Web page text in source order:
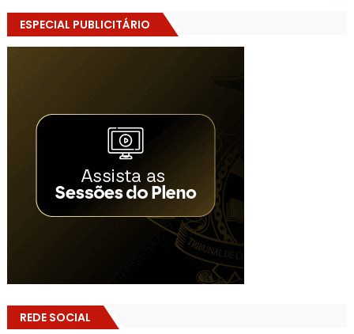
ESPECIAL PUBLICITÁRIO
REDE SOCIAL